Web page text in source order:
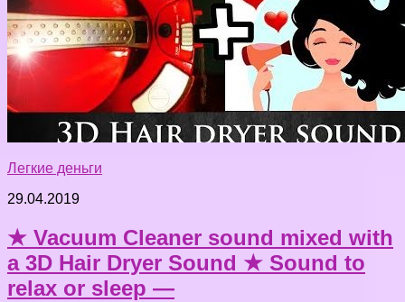
Легкие деньги
29.04.2019
★ Vacuum Cleaner sound mixed with
a 3D Hair Dryer Sound ★ Sound to
relax or sleep —